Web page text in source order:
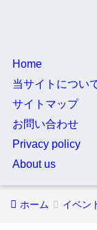
Home
当サイトについ
サイトマップ
お問い合わせ
Privacy policy
About us
ホーム イベン